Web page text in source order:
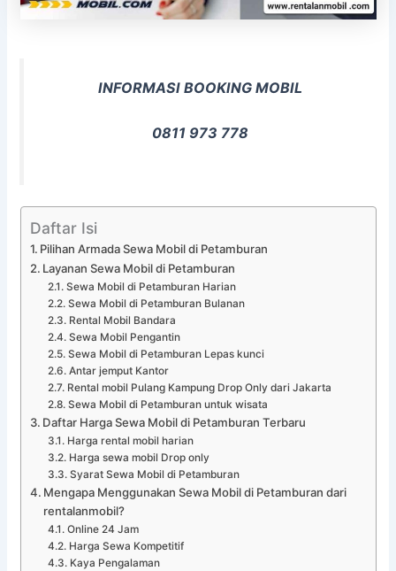
INFORMASI BOOKING MOBIL
0811 973 778
Daftar Isi
Pilihan Armada Sewa Mobil di Petamburan
Layanan Sewa Mobil di Petamburan
Sewa Mobil di Petamburan Harian
Sewa Mobil di Petamburan Bulanan
Rental Mobil Bandara
Sewa Mobil Pengantin
Sewa Mobil di Petamburan Lepas kunci
Antar jemput Kantor
Rental mobil Pulang Kampung Drop Only dari Jakarta
Sewa Mobil di Petamburan untuk wisata
Daftar Harga Sewa Mobil di Petamburan Terbaru
Harga rental mobil harian
Harga sewa mobil Drop only
Syarat Sewa Mobil di Petamburan
Mengapa Menggunakan Sewa Mobil di Petamburan dari
rentalanmobil?
Online 24 Jam
Harga Sewa Kompetitif
Kaya Pengalaman